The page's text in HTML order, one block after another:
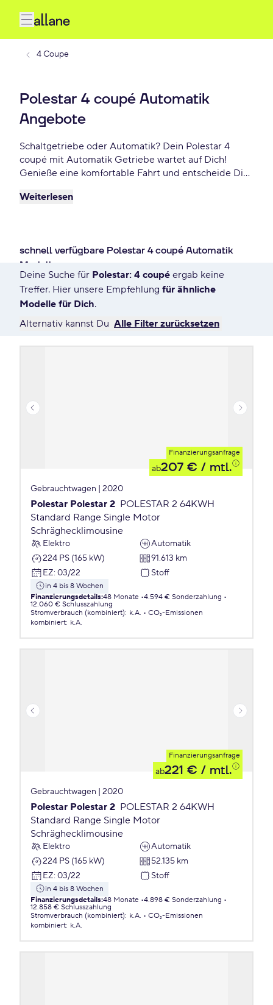
4 Coupe
Polestar 4 coupé Automatik
Angebote
Schaltgetriebe oder Automatik? Dein Polestar 4
coupé mit Automatik Getriebe wartet auf Dich!
Genieße eine komfortable Fahrt und entscheide Dich
attraktiven Leasing- und Finanzierungsangeboten –
Weiterlesen
schnell verfügbare Polestar 4 coupé Automatik
Modelle
12 Angebote für Deine Suche
Deine Suche für Polestar: 4 coupé ergab keine
Treffer. Hier unsere Empfehlung für ähnliche
Modelle für Dich.
Alternativ kannst Du Alle Filter zurücksetzen
Finanzierungsanfrage
ab207 € / mtl.
Gebrauchtwagen | 2020
Polestar Polestar 2 POLESTAR 2 64KWH
Standard Range Single Motor
Schräghecklimousine
Elektro
Automatik
224 PS (165 kW)
91.613 km
EZ: 03/22 Stoff
in 4 bis 8 Wochen
Finanzierungsdetails:48 Monate 4.594 € Sonderzahlung
12.060 € Schlusszahlung
Stromverbrauch (kombiniert): k.A.
CO₂-Emissionen
kombiniert: k.A.
Finanzierungsanfrage
ab221 € / mtl.
Gebrauchtwagen | 2020
Polestar Polestar 2 POLESTAR 2 64KWH
Standard Range Single Motor
Schräghecklimousine
Elektro
Automatik
224 PS (165 kW)
52.135 km
EZ: 03/22 Stoff
in 4 bis 8 Wochen
Finanzierungsdetails:48 Monate 4.898 € Sonderzahlung
12.858 € Schlusszahlung
Stromverbrauch (kombiniert): k.A.
CO₂-Emissionen
kombiniert: k.A.